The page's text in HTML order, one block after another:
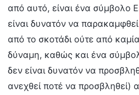
από αυτό, είναι ένα σύμβολο
είναι δυνατόν να
από το σκοτάδι ούτε από
δύναμη, καθώς και ένα
δεν είναι δυνατόν να
ανεχθεί ποτέ να προσβληθεί)